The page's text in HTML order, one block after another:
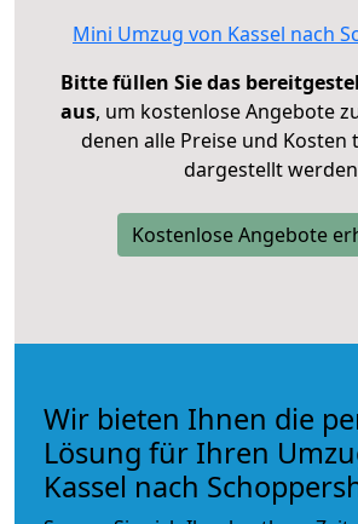
Mini Umzug von Kassel nach
Bitte füllen Sie das
aus, um kostenlose Angebote
denen alle Preise und Kosten
dargestellt werden
Kostenlose Angebote
Wir bieten Ihnen die
Lösung für Ihren
Kassel nach